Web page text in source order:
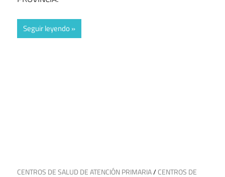
Seguir leyendo
30 de mayo de 2025
CENTROS DE SALUD DE ATENCIÓN PRIMARIA/CENTROS DE